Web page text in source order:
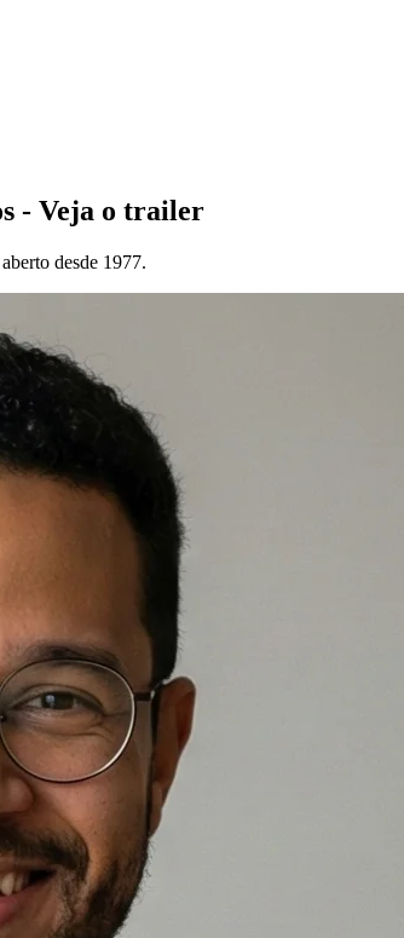
- Veja o trailer
desde 1977.